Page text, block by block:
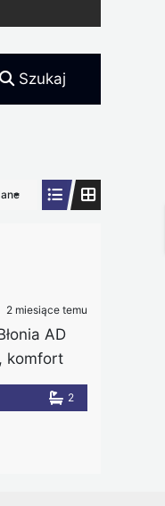
Szukaj
2 miesiące temu
AD
komfort
w
2